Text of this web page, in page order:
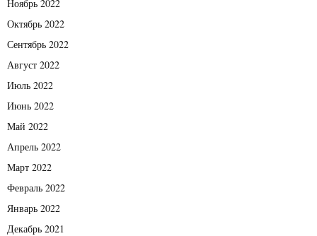
Ноябрь 2022
Октябрь 2022
Сентябрь 2022
Август 2022
Июль 2022
Июнь 2022
Май 2022
Апрель 2022
Март 2022
Февраль 2022
Январь 2022
Декабрь 2021